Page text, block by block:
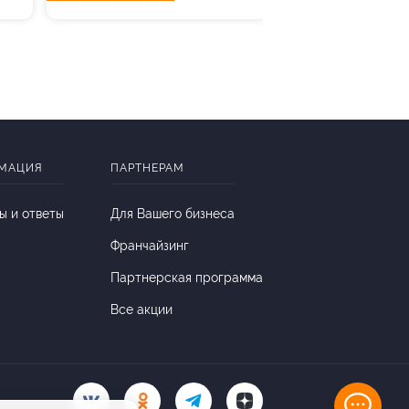
и ответы
ПАРТНЕРАМ
Для Вашего бизнеса
Франчайзинг
Партнерская программа
Все акции